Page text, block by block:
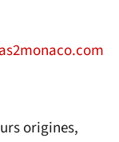
origines,